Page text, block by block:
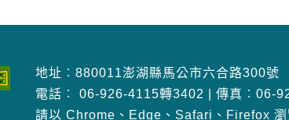
地址︰880011澎湖縣馬公市六合路300號
電話︰ 06-926-4115轉3402 傳真︰06-
請以 Chrome、Edge、Safari、Firefox 瀏